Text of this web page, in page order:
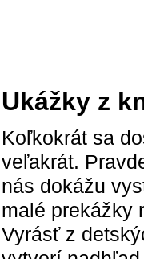
Ukážky z
Koľkokrát sa
veľakrát.
nás dokážu
malé prekážky
Vyrásť z